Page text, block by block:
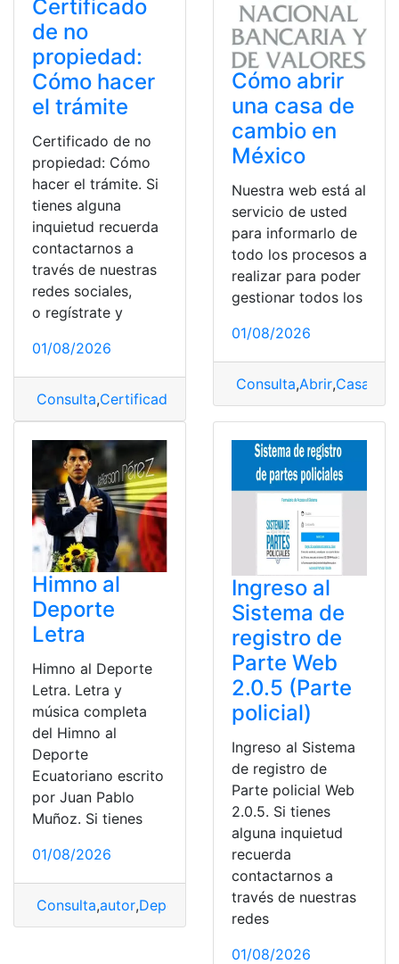
Certificado
de no
propiedad:
Cómo hacer
el trámite
Certificado de no
propiedad: Cómo
hacer el trámite. Si
tienes alguna
inquietud recuerda
contactarnos a
través de nuestras
redes sociales,
o regístrate y
01/08/2026
Consulta,Certificado
Cómo abrir
una casa de
cambio en
México
Nuestra web está al
servicio de usted
para informarlo de
todo los procesos a
realizar para poder
gestionar todos los
01/08/2026
Consulta,Abrir,Casa de
Himno al
Deporte
Letra
Himno al Deporte
Letra. Letra y
música completa
del Himno al
Deporte
Ecuatoriano escrito
por Juan Pablo
Muñoz. Si tienes
01/08/2026
Consulta,autor,Deportes Himno,Letra
Ingreso al
Sistema de
registro de
Parte Web
2.0.5 (Parte
policial)
Ingreso al Sistema
de registro de
Parte policial Web
2.0.5. Si tienes
alguna inquietud
recuerda
contactarnos a
través de nuestras
redes
01/08/2026